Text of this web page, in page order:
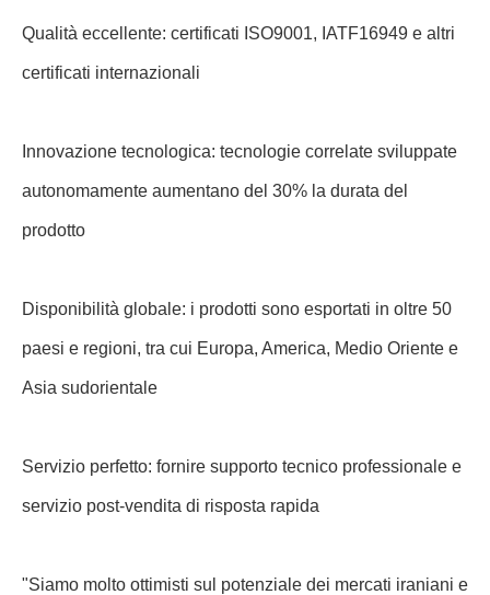
Qualità eccellente: certificati ISO9001, IATF16949 e altri
certificati internazionali
Innovazione tecnologica: tecnologie correlate sviluppate
autonomamente aumentano del 30% la durata del
prodotto
Disponibilità globale: i prodotti sono esportati in oltre 50
paesi e regioni, tra cui Europa, America, Medio Oriente e
Asia sudorientale
Servizio perfetto: fornire supporto tecnico professionale e
servizio post-vendita di risposta rapida
"Siamo molto ottimisti sul potenziale dei mercati iraniani e